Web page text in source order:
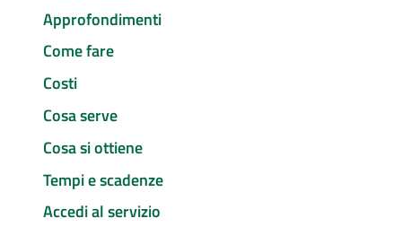
Approfondimenti
Come fare
Costi
Cosa serve
Cosa si ottiene
Tempi e scadenze
Accedi al servizio